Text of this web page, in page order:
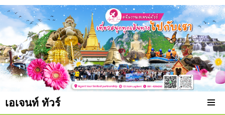
เอเจนท์ ทัวร์